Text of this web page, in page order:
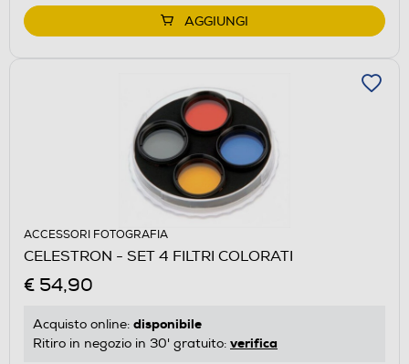
AGGIUNGI
ACCESSORI FOTOGRAFIA
CELESTRON - SET 4 FILTRI COLORATI
€ 54,90
Acquisto online: disponibile
Ritiro in negozio in 30' gratuito: verifica